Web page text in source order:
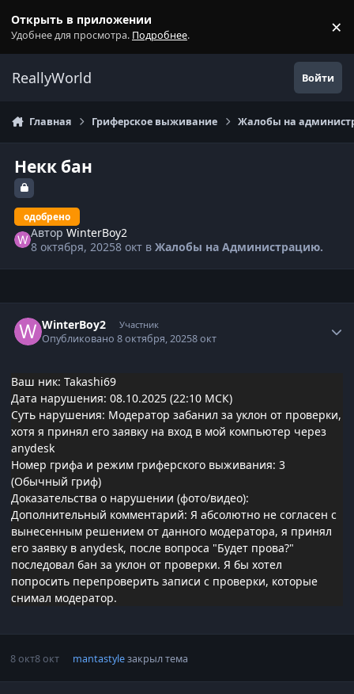
Открыть в приложении
Удобнее для просмотра. Подробнее. ×
ReallyWorld Войти
Главная Гриферское выживание Жалобы на
Некк бан
одобрено
АвторWinterBoy2
8 октября, 20258 окт вЖалобы на Администрацию.
WinterBoy2 Участник
Опубликовано8 октября, 20258 окт
Ваш ник: Takashi69
Дата нарушения: 08.10.2025 (22:10 МСК)
Суть нарушения: Модератор забанил за уклон от проверки,
хотя я принял его заявку на вход в мой компьютер через
anydesk
Номер грифа и режим гриферского выживания: 3
(Обычный гриф)
Доказательства о нарушении (фото/видео):
Дополнительный комментарий: Я абсолютно не согласен с
вынесенным решением от данного модератора, я принял
его заявку в anydesk, после вопроса "Будет прова?"
последовал бан за уклон от проверки. Я бы хотел
попросить перепроверить записи с проверки, которые
снимал модератор.
8 окт8 окт mantastyleзакрыл тема